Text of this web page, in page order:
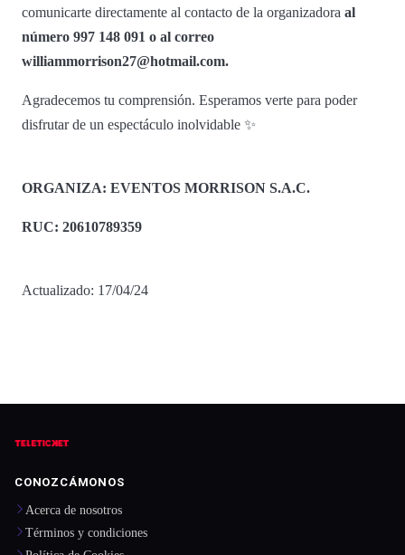
comunicarte directamente al contacto de la organizadora al
número 997 148 091 o al correo
williammorrison27@hotmail.com.
Agradecemos tu comprensión. Esperamos verte para poder
disfrutar de un espectáculo inolvidable ✨
ORGANIZA: EVENTOS MORRISON S.A.C.
RUC: 20610789359
Actualizado: 17/04/24
CONOZCÁMONOS
Acerca de nosotros
Términos y condiciones